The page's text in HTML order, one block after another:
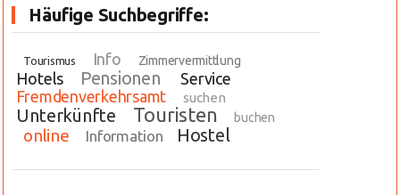
Häufige Suchbegriffe:
Tourismus Info Zimmervermittlung
Hotels Pensionen
Service
Fremdenverkehrsamt
suchen
Unterkünfte Touristen buchen
online Information Hostel